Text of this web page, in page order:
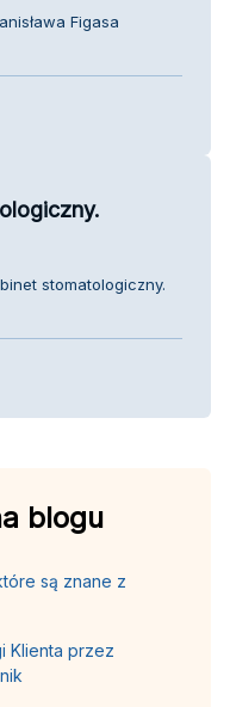
Figasa
stomatologiczny.
blogu
są znane z
Klienta przez